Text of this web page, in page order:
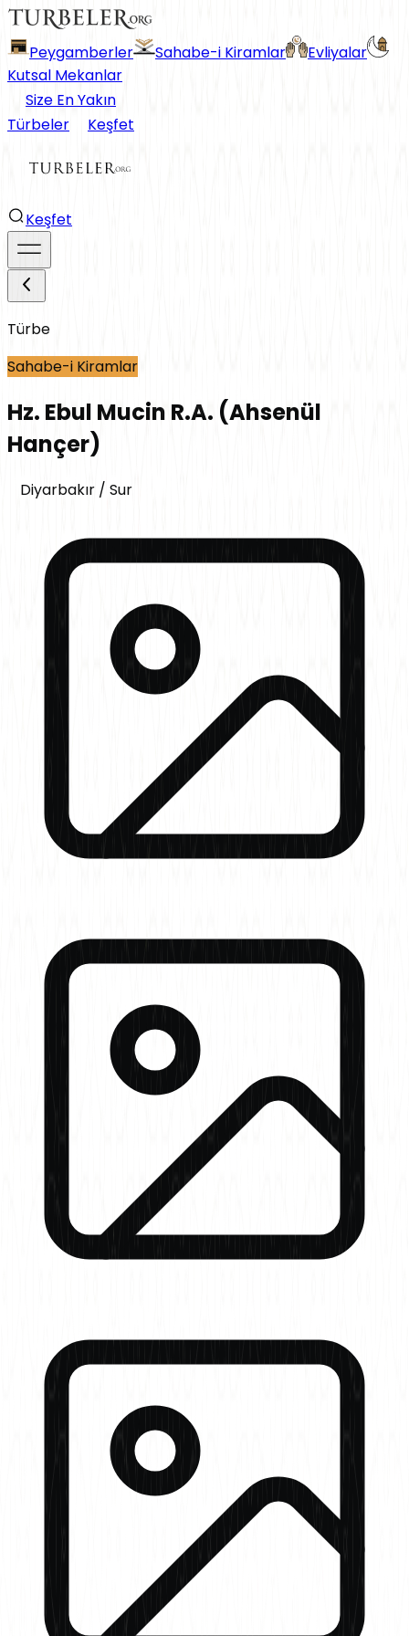
Peygamberler Sahabe-i Kiramlar
Evliyalar
Kutsal Mekanlar
Size En Yakın
Türbeler
Keşfet
Keşfet
Türbe
Sahabe-i Kiramlar
Hz. Ebul Mucin R.A. (Ahsenül
Hançer)
Diyarbakır / Sur